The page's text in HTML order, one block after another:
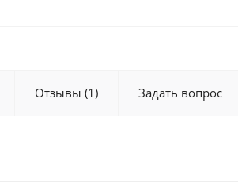
Отзывы (1) Задать вопрос